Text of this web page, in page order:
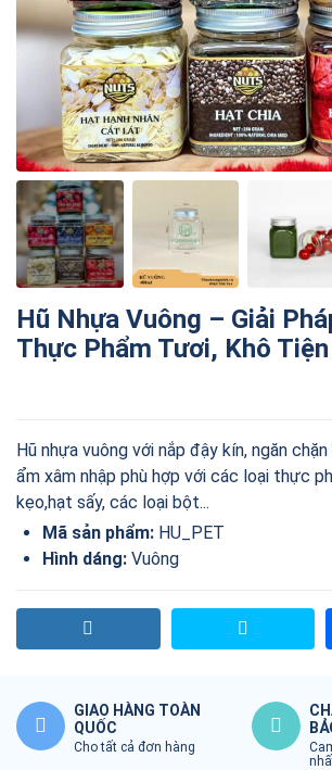
Hũ Nhựa Vuông – Giải
Thực Phẩm Tươi, Khô
Hũ nhựa vuông với nắp đậy kín, ngăn
ẩm xâm nhập phù hợp với các loại thực
kẹo,hạt sấy, các loại bột...
Mã sản phẩm: HU_PET
Hình dáng: Vuông
GIAO HÀNG TOÀN
QUỐC
Cho tất cả đơn hàng